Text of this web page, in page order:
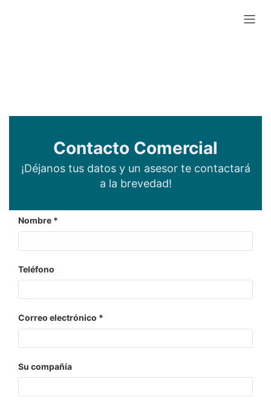
Contacto Comercial
¡Déjanos tus datos y un asesor te contactará
a la brevedad!
Nombre
Teléfono
Correo electrónico
Su compañía